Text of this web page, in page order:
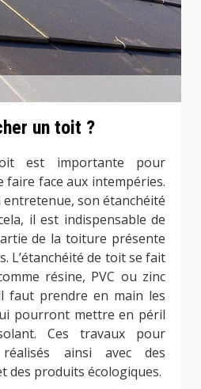
un toit ?
est importante pour
face aux intempéries.
son étanchéité
il est indispensable de
de la toiture présente
L’étanchéité de toit se fait
résine, PVC ou zinc
faut prendre en main les
pourront mettre en péril
Ces travaux pour
réalisés ainsi avec des
des produits écologiques.